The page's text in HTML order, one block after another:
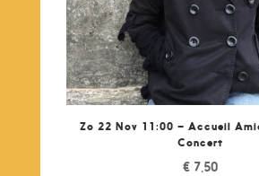
Zo 22 Nov 11:00 – Accueil
Concert
€ 7,50